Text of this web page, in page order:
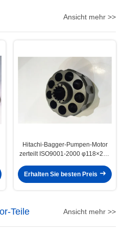
Ansicht mehr >>
Hitachi-Bagger-Pumpen-Motor
zerteilt ISO9001-2000 φ118×209
Erhalten Sie besten Preis
Teile Ansicht mehr >>